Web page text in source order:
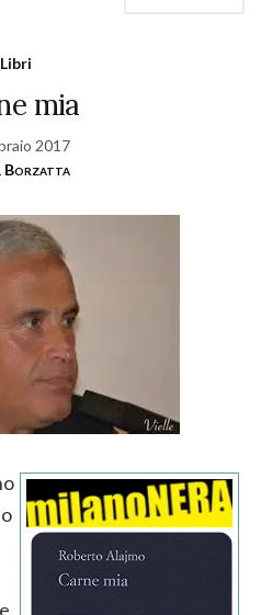
Libri
mia
2017
Borzatta